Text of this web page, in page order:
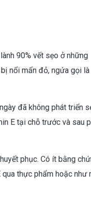
90% vết sẹo ở những
nổi mẩn đỏ, ngứa gọi là
đã không phát triển
E tại chỗ trước và sau
phục. Có ít bằng
thực phẩm hoặc như